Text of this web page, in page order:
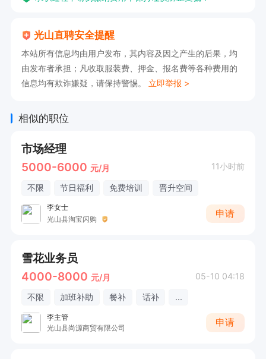
光山直聘安全提醒
本站所有信息均由用户发布，其内容及因之产生的后果，均
由发布者承担；凡收取服装费、押金、报名费等各种费用的
信息均有欺诈嫌疑，请保持警惕。 立即举报 >
相似的职位
市场经理
5000-6000 元/月 11小时前
不限 节日福利 免费培训 晋升空间
李女士
光山县淘宝闪购
申请
雪花业务员
4000-8000 元/月 05-10 04:18
不限 加班补助 餐补 话补 ...
李主管
光山县尚源商贸有限公司
申请